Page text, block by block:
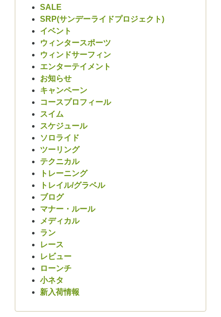
SALE
SRP(サンデーライドプロジェクト)
イベント
ウィンタースポーツ
ウィンドサーフィン
エンターテイメント
お知らせ
キャンペーン
コースプロフィール
スイム
スケジュール
ソロライド
ツーリング
テクニカル
トレーニング
トレイル/グラベル
ブログ
マナー・ルール
メディカル
ラン
レース
レビュー
ローンチ
小ネタ
新入荷情報